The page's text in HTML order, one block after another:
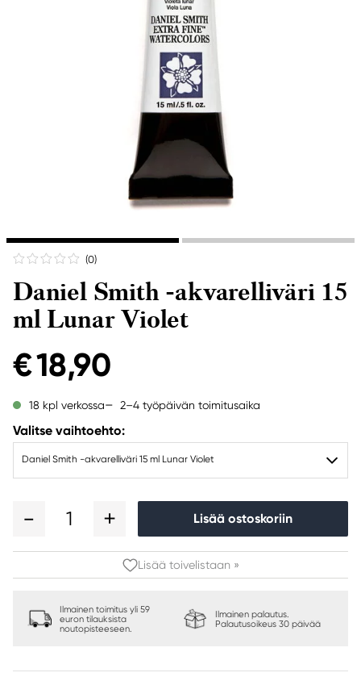
(0)
Daniel Smith -akvarelliväri 15
ml Lunar Violet
€ 18,90
18 kpl verkossa 2–4 työpäivän toimitusaika
Valitse vaihtoehto:
Daniel Smith -akvarelliväri 15 ml Lunar Violet
1 Lisää ostoskoriin
Lisää toivelistaan »
Ilmainen toimitus yli 59
euron tilauksista
noutopisteeseen.
Ilmainen palautus.
Palautusoikeus 30 päivää